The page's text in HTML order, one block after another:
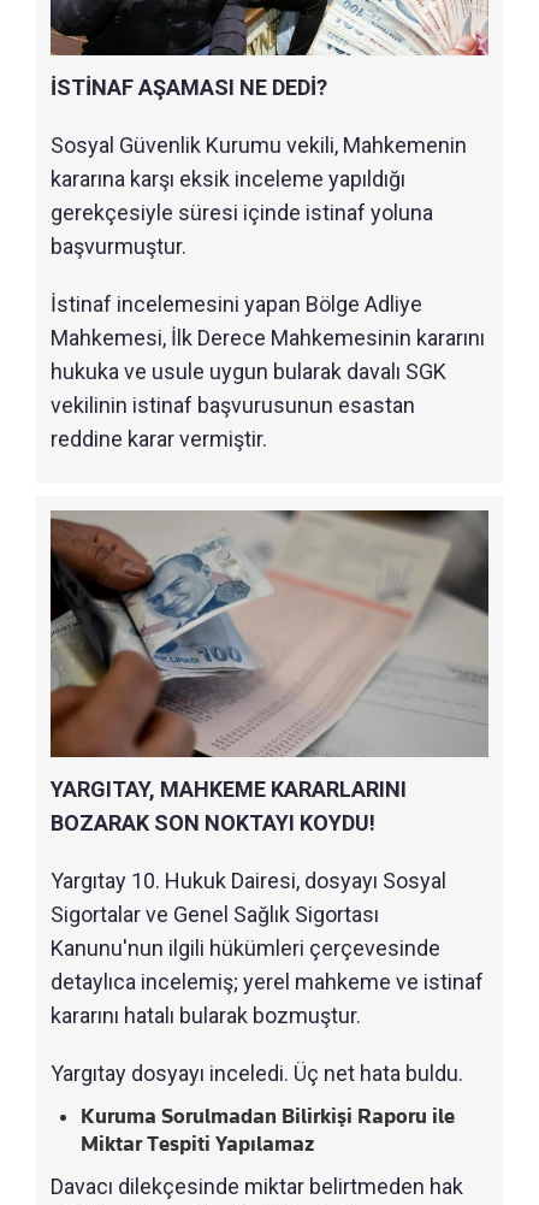
İSTİNAF AŞAMASI NE DEDİ?
Sosyal Güvenlik Kurumu vekili, Mahkemenin
kararına karşı eksik inceleme yapıldığı
gerekçesiyle süresi içinde istinaf yoluna
başvurmuştur.
İstinaf incelemesini yapan Bölge Adliye
Mahkemesi, İlk Derece Mahkemesinin kararını
hukuka ve usule uygun bularak davalı SGK
vekilinin istinaf başvurusunun esastan
reddine karar vermiştir.
YARGITAY, MAHKEME KARARLARINI
BOZARAK SON NOKTAYI KOYDU!
Yargıtay 10. Hukuk Dairesi, dosyayı Sosyal
Sigortalar ve Genel Sağlık Sigortası
Kanunu'nun ilgili hükümleri çerçevesinde
detaylıca incelemiş; yerel mahkeme ve istinaf
kararını hatalı bularak bozmuştur.
Yargıtay dosyayı inceledi. Üç net hata buldu.
Kuruma Sorulmadan Bilirkişi Raporu ile
Miktar Tespiti Yapılamaz
Davacı dilekçesinde miktar belirtmeden hak